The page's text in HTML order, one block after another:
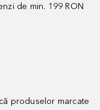
de min. 199 RON
produselor marcate